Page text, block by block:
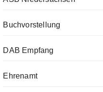
Buchvorstellung
DAB Empfang
Ehrenamt